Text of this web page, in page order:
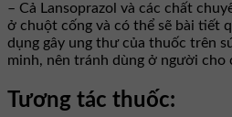
– Cả Lansoprazol và các chất
ở chuột cống và có thể sẽ bài tiết
dụng gây ung thư của thuốc trên
minh, nên tránh dùng ở người cho
Tương tác thuốc: